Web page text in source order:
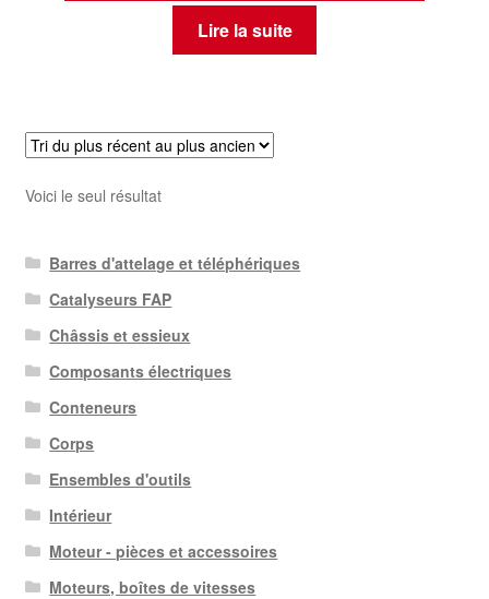
Lire la suite
Voici le seul résultat
Barres d'attelage et téléphériques
Catalyseurs FAP
Châssis et essieux
Composants électriques
Conteneurs
Corps
Ensembles d'outils
Intérieur
Moteur - pièces et accessoires
Moteurs, boîtes de vitesses